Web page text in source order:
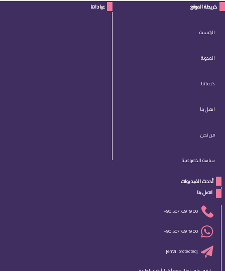
خريطة الموقع
الرئيسية
المدونة
خدماتنا
اتصل بنا
من نحن
سياسة الخصوصية
عياداتنا
أحدث الفيديوات
اتصل بنا
+90 507 739 19 00
+90 507 739 19 00
[email protected]